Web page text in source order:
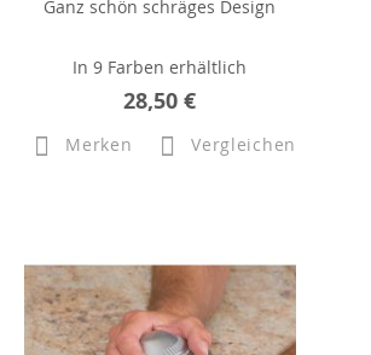
Ganz schön schräges Design
In 9 Farben erhältlich
28,50 €
Merken Vergleichen